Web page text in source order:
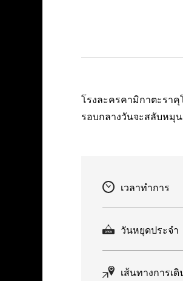
โรงละครคามิกาตะรา
รอบกลางวันจะสลับหมุ
เวลาทำการ
วันหยุดประจำ
เส้นทางการเดิ